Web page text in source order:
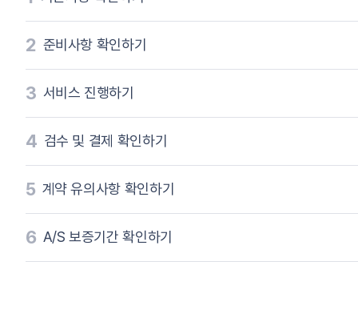
2 준비사항 확인하기
3 서비스 진행하기
4 검수 및 결제 확인하기
5 계약 유의사항 확인하기
6 A/S 보증기간 확인하기